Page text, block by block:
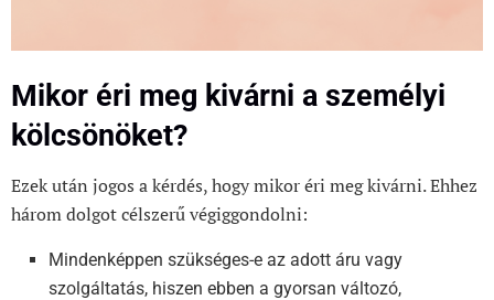
Mikor éri meg kivárni a személyi
kölcsönöket?
Ezek után jogos a kérdés, hogy mikor éri meg kivárni. Ehhez
három dolgot célszerű végiggondolni:
Mindenképpen szükséges-e az adott áru vagy
szolgáltatás, hiszen ebben a gyorsan változó,